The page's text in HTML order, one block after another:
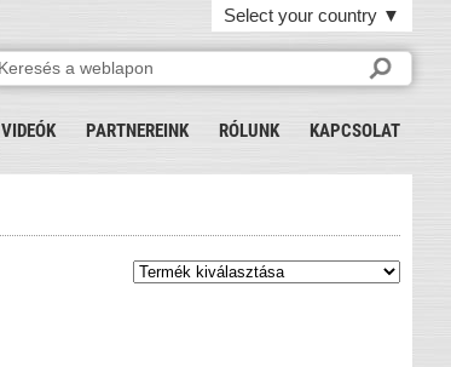
Select your country ▼
VIDEÓK PARTNEREINK RÓLUNK KAPCSOLAT